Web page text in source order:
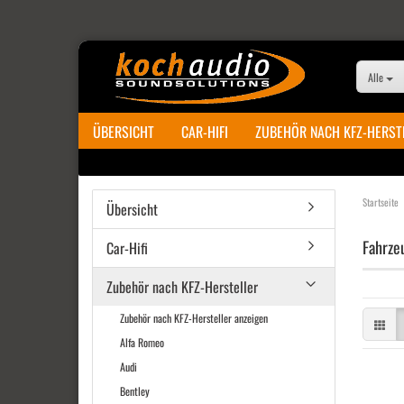
Alle
ÜBERSICHT CAR-HIFI ZUBEHÖR NACH KFZ-
Startseite
Übersicht
Car-Hifi
Zubehör nach KFZ-Hersteller
Zubehör nach KFZ-Hersteller anzeigen
Alfa Romeo
Audi
Bentley